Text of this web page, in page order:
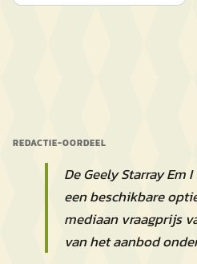
REDACTIE-OORDEEL
De Geely Starray Em
een beschikbare
mediaan vraagprijs
van het aanbod